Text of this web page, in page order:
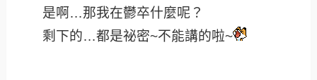
是啊…那我在鬱卒什麼呢？
剩下的…都是祕密~不能講的啦~